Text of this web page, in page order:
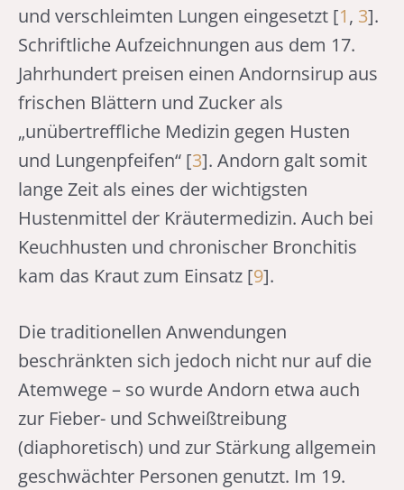
und verschleimten Lungen eingesetzt [1, 3].
Schriftliche Aufzeichnungen aus dem 17.
Jahrhundert preisen einen Andornsirup aus
frischen Blättern und Zucker als
„unübertreffliche Medizin gegen Husten
und Lungenpfeifen“ [3]. Andorn galt somit
lange Zeit als eines der wichtigsten
Hustenmittel der Kräutermedizin. Auch bei
Keuchhusten und chronischer Bronchitis
kam das Kraut zum Einsatz [9].
Die traditionellen Anwendungen
beschränkten sich jedoch nicht nur auf die
Atemwege – so wurde Andorn etwa auch
zur Fieber- und Schweißtreibung
(diaphoretisch) und zur Stärkung allgemein
geschwächter Personen genutzt. Im 19.